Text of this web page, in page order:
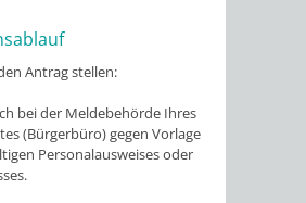
Antrag stellen:
bei der Meldebehörde Ihres
(Bürgerbüro) gegen Vorlage
Personalausweises oder